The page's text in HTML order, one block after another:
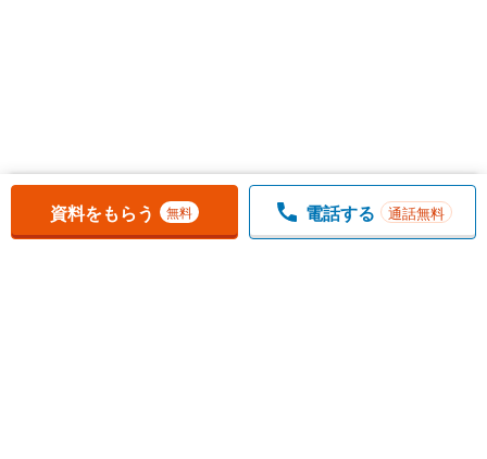
お気に入りに追加しました。 一覧を開く
資料をもらう 無料 電話する 通話無料